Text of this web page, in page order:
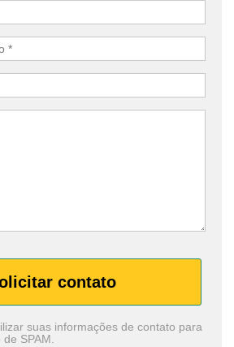
contato
suas informações de contato para
SPAM.